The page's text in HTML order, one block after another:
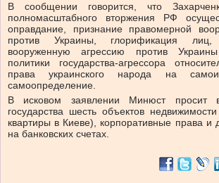
В сообщении говорится, что
полномасштабного вторжения РФ
оправдание, признание правомерной
против Украины, глорификация лиц,
вооруженную агрессию против
политики государства-агрессора
права украинского народа на
самоопределение.
В исковом заявлении Минюст просит
государства шесть объектов
квартиры в Киеве), корпоративные права и
на банковских счетах.